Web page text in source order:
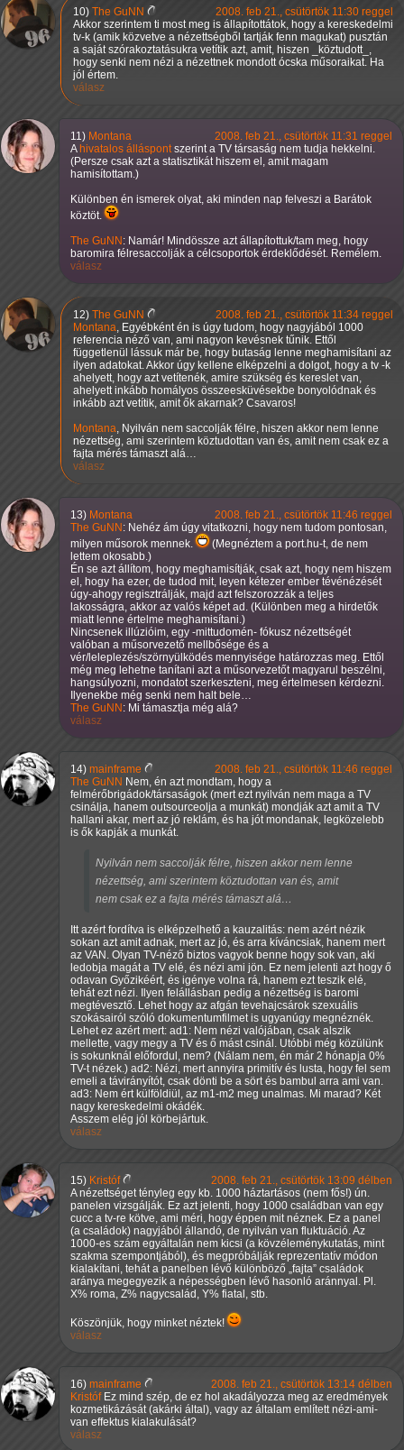
10) The GuNN
2008. feb 21., csütörtök 11:30 reggel
Akkor szerintem ti most meg is állapítottátok, hogy a kereskedelmi
tv-k (amik közvetve a nézettségből tartják fenn magukat) pusztán
a saját szórakoztatásukra vetítik azt, amit, hiszen _köztudott_,
hogy senki nem nézi a nézettnek mondott ócska műsoraikat. Ha
jól értem.
válasz
11) Montana
2008. feb 21., csütörtök 11:31 reggel
A hivatalos álláspontszerint a TV társaság nem tudja hekkelni.
(Persze csak azt a statisztikát hiszem el, amit magam
hamisítottam.)
Különben én ismerek olyat, aki minden nap felveszi a Barátok
köztöt.
The GuNN : Namár! Mindössze azt állapítottuk/tam meg, hogy
baromira félresaccolják a célcsoportok érdeklődését. Remélem.
válasz
12) The GuNN
2008. feb 21., csütörtök 11:34 reggel
Montana, Egyébként én is úgy tudom, hogy nagyjából 1000
referencia néző van, ami nagyon kevésnek tűnik. Ettől
függetlenül lássuk már be, hogy butaság lenne meghamisítani az
ilyen adatokat. Akkor úgy kellene elképzelni a dolgot, hogy a tv -k
ahelyett, hogy azt vetítenék, amire szükség és kereslet van,
ahelyett inkább homályos összeesküvésekbe bonyolódnak és
inkább azt vetítik, amit ők akarnak? Csavaros!
Montana, Nyilván nem saccolják félre, hiszen akkor nem lenne
nézettség, ami szerintem köztudottan van és, amit nem csak ez a
fajta mérés támaszt alá…
válasz
13) Montana
2008. feb 21., csütörtök 11:46 reggel
The GuNN : Nehéz ám úgy vitatkozni, hogy nem tudom pontosan,
milyen műsorok mennek.
(Megnéztem a port.hu-t, de nem
lettem okosabb.)
Én se azt állítom, hogy meghamisítják, csak azt, hogy nem hiszem
el, hogy ha ezer, de tudod mit, leyen kétezer ember tévénézését
úgy-ahogy regisztrálják, majd azt felszorozzák a teljes
lakosságra, akkor az valós képet ad. (Különben meg a hirdetők
miatt lenne értelme meghamisítani.)
Nincsenek illúzióim, egy -mittudomén- fókusz nézettségét
valóban a műsorvezető mellbősége és a
vér/leleplezés/szörnyülködés mennyisége határozzas meg. Ettől
még meg lehetne tanítani azt a műsorvezetőt magyarul beszélni,
hangsúlyozni, mondatot szerkeszteni, meg értelmesen kérdezni.
Ilyenekbe még senki nem halt bele…
The GuNN : Mi támasztja még alá?
válasz
14) mainframe
2008. feb 21., csütörtök 11:46 reggel
The GuNN Nem, én azt mondtam, hogy a
felmérőbrigádok/társaságok (mert ezt nyilván nem maga a TV
csinálja, hanem outsourceolja a munkát) mondják azt amit a TV
hallani akar, mert az jó reklám, és ha jót mondanak, legközelebb
is ők kapják a munkát.
Nyilván nem saccolják félre, hiszen akkor nem lenne
nézettség, ami szerintem köztudottan van és, amit
nem csak ez a fajta mérés támaszt alá…
Itt azért fordítva is elképzelhető a kauzalitás: nem azért nézik
sokan azt amit adnak, mert az jó, és arra kíváncsiak, hanem mert
az VAN. Olyan TV-néző biztos vagyok benne hogy sok van, aki
ledobja magát a TV elé, és nézi ami jön. Ez nem jelenti azt hogy ő
odavan Győzikéért, és igénye volna rá, hanem ezt teszik elé,
tehát ezt nézi. Ilyen felállásban pedig a nézettség is baromi
megtévesztő. Lehet hogy az afgán tevehajcsárok szexuális
szokásairól szóló dokumentumfilmet is ugyanúgy megnéznék.
Lehet ez azért mert: ad1: Nem nézi valójában, csak alszik
mellette, vagy megy a TV és ő mást csinál. Utóbbi még közülünk
is sokunknál előfordul, nem? (Nálam nem, én már 2 hónapja 0%
TV-t nézek.) ad2: Nézi, mert annyira primitív és lusta, hogy fel sem
emeli a távirányítót, csak dönti be a sört és bambul arra ami van.
ad3: Nem ért külföldiül, az m1-m2 meg unalmas. Mi marad? Két
nagy kereskedelmi okádék.
Asszem elég jól körbejártuk.
válasz
15) Kristóf
2008. feb 21., csütörtök 13:09 délben
A nézettséget tényleg egy kb. 1000 háztartásos (nem fős!) ún.
panelen vizsgálják. Ez azt jelenti, hogy 1000 családban van egy
cucc a tv-re kötve, ami méri, hogy éppen mit néznek. Ez a panel
(a családok) nagyjából állandó, de nyilván van fluktuáció. Az
1000-es szám egyáltalán nem kicsi (a kövzéleménykutatás, mint
szakma szempontjából), és megpróbálják reprezentatív módon
kialakítani, tehát a panelben lévő különböző fajta családok
aránya megegyezik a népességben lévő hasonló aránnyal. Pl.
X% roma, Z% nagycsalád, Y% fiatal, stb.
Köszönjük, hogy minket néztek!
válasz
16) mainframe
2008. feb 21., csütörtök 13:14 délben
KristófEz mind szép, de ez hol akadályozza meg az eredmények
kozmetikázását (akárki által), vagy az általam említett nézi-ami-
van effektus kialakulását?
válasz